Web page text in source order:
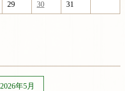
29 30 31
2026年5月